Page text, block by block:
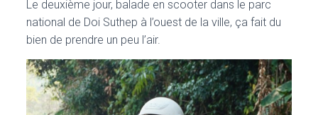
Le deuxième jour, balade en scooter dans le parc
national de Doi Suthep à l’ouest de la ville, ça fait du
bien de prendre un peu l’air.